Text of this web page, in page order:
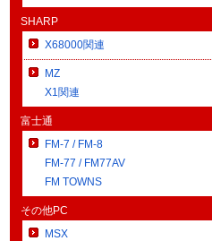
SHARP
X68000関連
MZ
X1関連
富士通
FM-7 / FM-8
FM-77 / FM77AV
FM TOWNS
その他PC
MSX